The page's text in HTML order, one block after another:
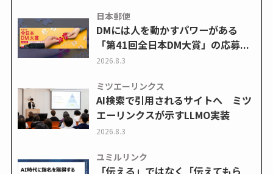
日本郵便
DMには人を動かすパワーがある
「第41回全日本DM大賞」の応募...
2026.8.3
ミツエーリンクス
AI検索で引用されるサイトへ ミツ
エーリンクスが示すLLMO実装
2026.8.3
ユミルリンク
「伝える」ではなく「伝えてもら